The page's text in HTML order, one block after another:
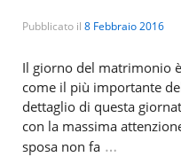
Pubblicato il 8 Febbraio 2016
Il giorno del matrimonio
come il più importante
dettaglio di questa
con la massima
sposa non fa …